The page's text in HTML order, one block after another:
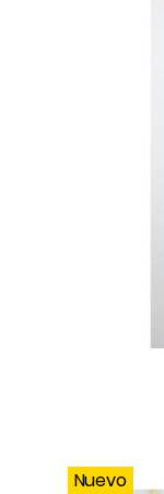
Nuevo